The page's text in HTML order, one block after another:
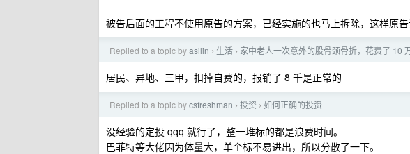
被告后面的工程不使用原告的方案，已经实施的也马上拆除，这样原告
Replied to a topic byasilin › 生活 › 家中老人一次意外的股骨颈骨折，花费了 10
居民、异地、三甲，扣掉自费的，报销了 8 千是正常的
Replied to a topic bycsfreshman › 投资 › 如何正确的投资
没经验的定投 qqq 就行了，整一堆标的都是浪费时间。
巴菲特等大佬因为体量大，单个标不易进出，所以分散了一下。